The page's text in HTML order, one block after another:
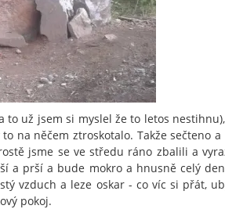
to už jsem si myslel že to letos
na něčem ztroskotalo. Takže sečteno
jsme se ve středu ráno zbalili a
a prší a bude mokro a hnusně celý
vzduch a leze oskar - co víc si přát,
pokoj.